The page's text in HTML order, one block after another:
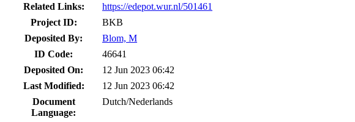
Related Links:
https://edepot.wur.nl/501461
Project ID:
BKB
Deposited By:
Blom, M
ID Code:
46641
Deposited On:
12 Jun 2023 06:42
Last Modified:
12 Jun 2023 06:42
Document
Language:
Dutch/Nederlands